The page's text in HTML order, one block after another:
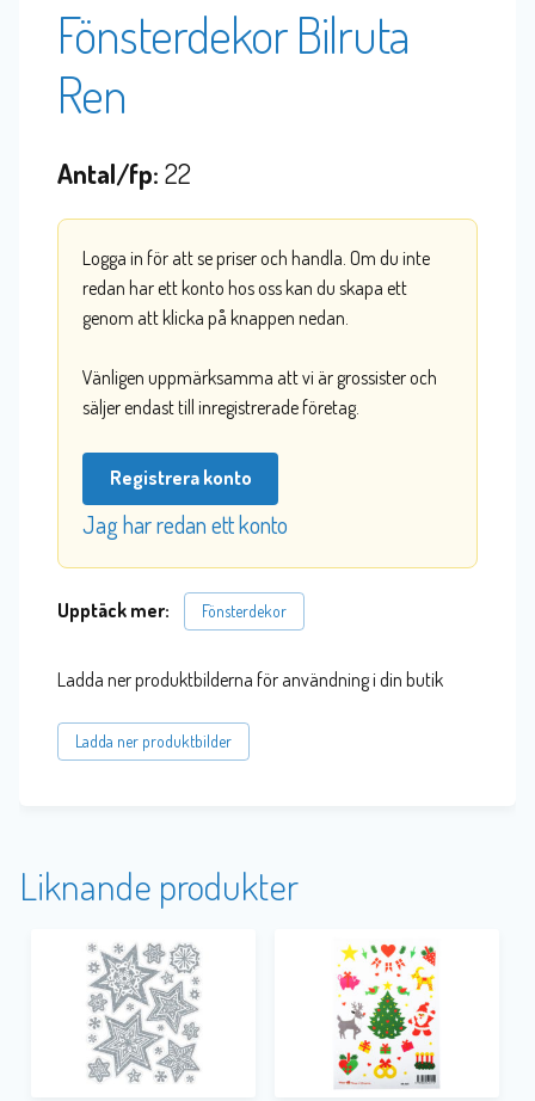
Fönsterdekor Bilruta
Ren
Antal/fp: 22
Logga in för att se priser och handla. Om du inte
redan har ett konto hos oss kan du skapa ett
genom att klicka på knappen nedan.
Vänligen uppmärksamma att vi är grossister och
säljer endast till inregistrerade företag.
Registrera konto
Jag har redan ett konto
Upptäck mer: Fönsterdekor
Ladda ner produktbilderna för användning i din butik
Ladda ner produktbilder
Liknande produkter